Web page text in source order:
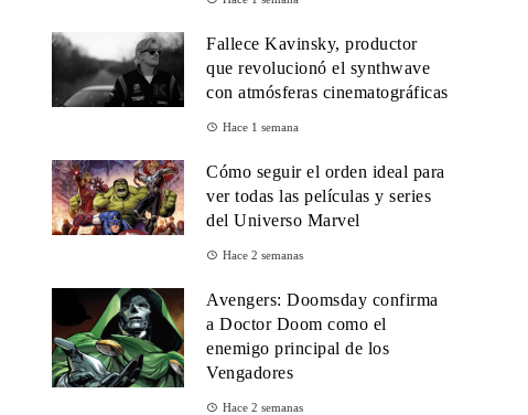
Fallece Kavinsky, productor
que revolucionó el synthwave
con atmósferas cinematográficas
Hace 1 semana
Cómo seguir el orden ideal para
ver todas las películas y series
del Universo Marvel
Hace 2 semanas
Avengers: Doomsday confirma
a Doctor Doom como el
enemigo principal de los
Vengadores
Hace 2 semanas